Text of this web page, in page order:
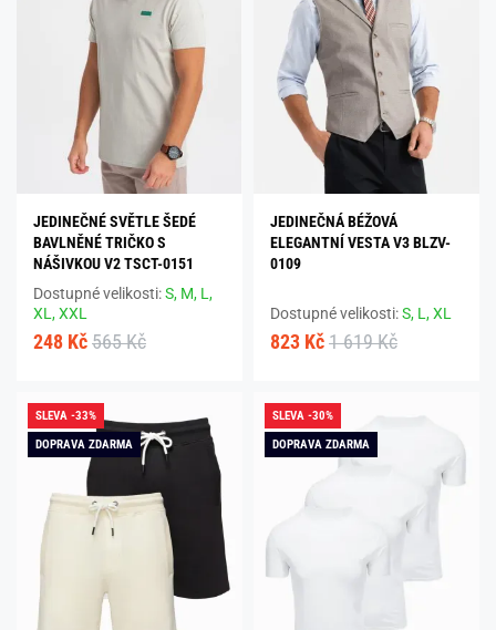
JEDINEČNÉ SVĚTLE ŠEDÉ
BAVLNĚNÉ TRIČKO S
NÁŠIVKOU V2 TSCT-0151
Dostupné velikosti:S, M, L,
XL,XXL
248 Kč 565 Kč
JEDINEČNÁ BÉŽOVÁ
ELEGANTNÍ VESTA V3 BLZV-
0109
Dostupné velikosti:S, L,XL
823 Kč 1 619 Kč
SLEVA -33%
DOPRAVA ZDARMA
SLEVA -30%
DOPRAVA ZDARMA